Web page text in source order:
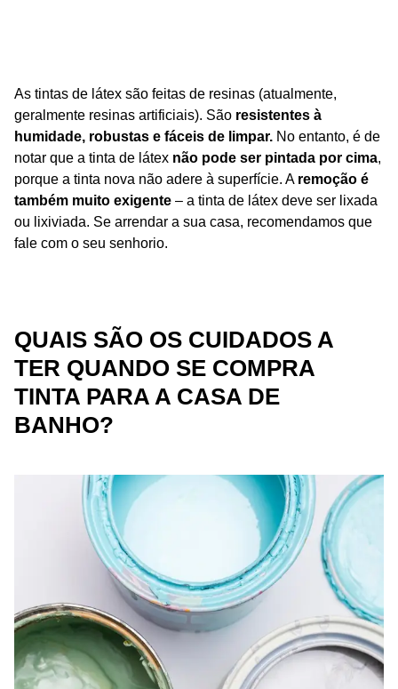
As tintas de látex são feitas de resinas (atualmente,
geralmente resinas artificiais). São resistentes à
humidade, robustas e fáceis de limpar. No entanto, é de
notar que a tinta de látex não pode ser pintada por cima,
porque a tinta nova não adere à superfície. A remoção é
também muito exigente – a tinta de látex deve ser lixada
ou lixiviada. Se arrendar a sua casa, recomendamos que
fale com o seu senhorio.
QUAIS SÃO OS CUIDADOS A
TER QUANDO SE COMPRA
TINTA PARA A CASA DE
BANHO?